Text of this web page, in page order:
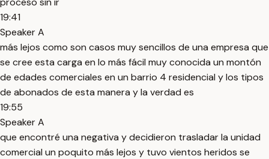
19:41
Speaker A
más lejos como son casos muy sencillos de una empresa que
se cree esta carga en lo más fácil muy conocida un montón
de edades comerciales en un barrio 4 residencial y los tipos
de abonados de esta manera y la verdad es
19:55
Speaker A
que encontré una negativa y decidieron trasladar la unidad
comercial un poquito más lejos y tuvo vientos heridos se